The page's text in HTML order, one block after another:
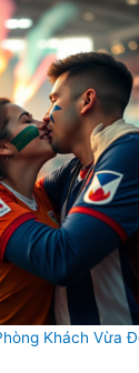
Khách Vừa